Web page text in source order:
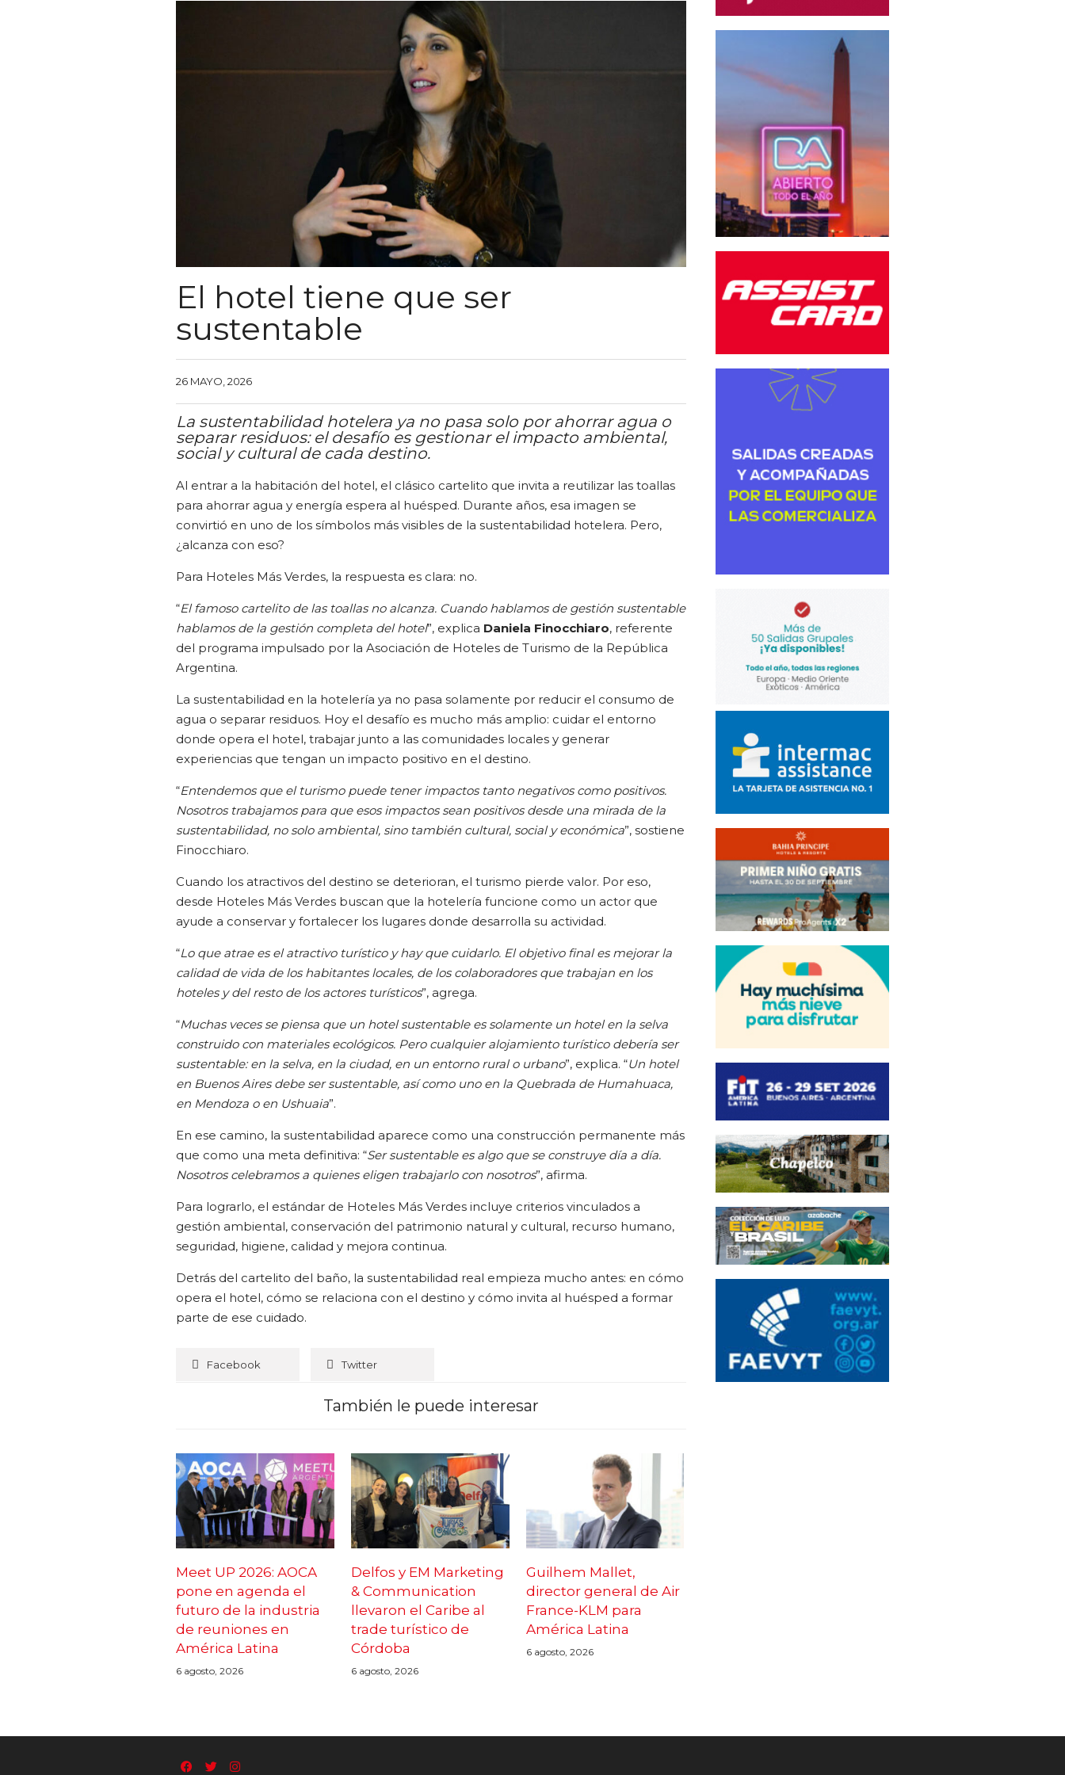
El hotel tiene que ser
sustentable
26 MAYO, 2026
La sustentabilidad hotelera ya no pasa solo por ahorrar agua o
separar residuos: el desafío es gestionar el impacto ambiental,
social y cultural de cada destino.
Al entrar a la habitación del hotel, el clásico cartelito que invita a reutilizar las toallas
para ahorrar agua y energía espera al huésped. Durante años, esa imagen se
convirtió en uno de los símbolos más visibles de la sustentabilidad hotelera. Pero,
¿alcanza con eso?
Para Hoteles Más Verdes, la respuesta es clara: no.
“El famoso cartelito de las toallas no alcanza. Cuando hablamos de gestión sustentable
hablamos de la gestión completa del hotel”, explica Daniela Finocchiaro, referente
del programa impulsado por la Asociación de Hoteles de Turismo de la República
Argentina.
La sustentabilidad en la hotelería ya no pasa solamente por reducir el consumo de
agua o separar residuos. Hoy el desafío es mucho más amplio: cuidar el entorno
donde opera el hotel, trabajar junto a las comunidades locales y generar
experiencias que tengan un impacto positivo en el destino.
“Entendemos que el turismo puede tener impactos tanto negativos como positivos.
Nosotros trabajamos para que esos impactos sean positivos desde una mirada de la
sustentabilidad, no solo ambiental, sino también cultural, social y económica”, sostiene
Finocchiaro.
Cuando los atractivos del destino se deterioran, el turismo pierde valor. Por eso,
desde Hoteles Más Verdes buscan que la hotelería funcione como un actor que
ayude a conservar y fortalecer los lugares donde desarrolla su actividad.
“Lo que atrae es el atractivo turístico y hay que cuidarlo. El objetivo final es mejorar la
calidad de vida de los habitantes locales, de los colaboradores que trabajan en los
hoteles y del resto de los actores turísticos”, agrega.
“Muchas veces se piensa que un hotel sustentable es solamente un hotel en la selva
construido con materiales ecológicos. Pero cualquier alojamiento turístico debería ser
sustentable: en la selva, en la ciudad, en un entorno rural o urbano”, explica. “Un hotel
en Buenos Aires debe ser sustentable, así como uno en la Quebrada de Humahuaca,
en Mendoza o en Ushuaia”.
En ese camino, la sustentabilidad aparece como una construcción permanente más
que como una meta definitiva: “Ser sustentable es algo que se construye día a día.
Nosotros celebramos a quienes eligen trabajarlo con nosotros”, afirma.
Para lograrlo, el estándar de Hoteles Más Verdes incluye criterios vinculados a
gestión ambiental, conservación del patrimonio natural y cultural, recurso humano,
seguridad, higiene, calidad y mejora continua.
Detrás del cartelito del baño, la sustentabilidad real empieza mucho antes: en cómo
opera el hotel, cómo se relaciona con el destino y cómo invita al huésped a formar
parte de ese cuidado.
Facebook Twitter
También le puede interesar
Meet UP 2026: AOCA
pone en agenda el
futuro de la industria
de reuniones en
América Latina
6 agosto, 2026
Delfos y EM Marketing
& Communication
llevaron el Caribe al
trade turístico de
Córdoba
6 agosto, 2026
Guilhem Mallet,
director general de Air
France-KLM para
América Latina
6 agosto, 2026